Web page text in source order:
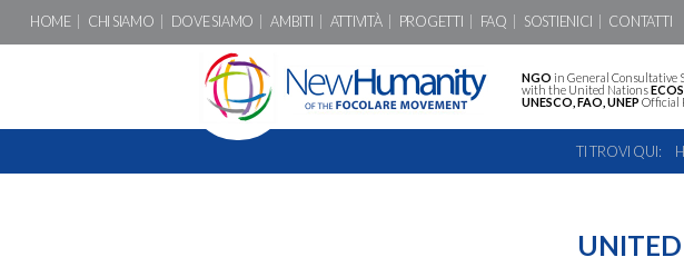
HOME CHI SIAMO DOVE SIAMO AMBITI ATTIVITÀ PROGETTI FAQ SOSTIENICI CONTATTI
NGO in General Consultative
with the United Nations
UNESCO, FAO, UNEP Official
TI TROVI QUI: